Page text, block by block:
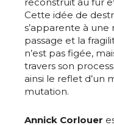
reconstruit au fur
Cette idée de
s’apparente à une
passage et la
n’est pas figée,
travers son
ainsi le reflet d’un
mutation.
Annick Corlouer